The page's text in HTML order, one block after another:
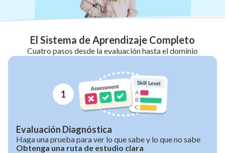
El Sistema de Aprendizaje Completo
Cuatro pasos desde la evaluación hasta el dominio
1
Evaluación Diagnóstica
Haga una prueba para ver lo que sabe y lo que no sabe
Obtenga una ruta de estudio clara